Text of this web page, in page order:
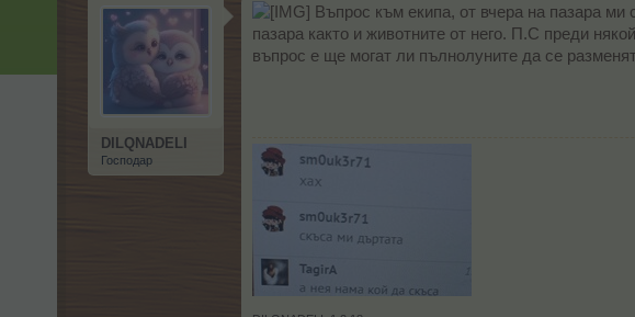
DILQNADELI
Господар
Въпрос към екипа, от вчера на пазара
пазара както и животните от него. П.С преди
въпрос е ще могат ли пълнолуните да се